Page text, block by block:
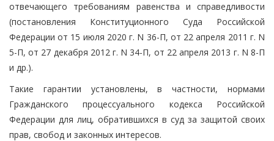
отвечающего требованиям равенства и справедливости
(постановления Конституционного Суда Российской
Федерации от 15 июля 2020 г. N 36-П, от 22 апреля 2011 г. N
5-П, от 27 декабря 2012 г. N 34-П, от 22 апреля 2013 г. N 8-П
и др.).
Такие гарантии установлены, в частности, нормами
Гражданского процессуального кодекса Российской
Федерации для лиц, обратившихся в суд за защитой своих
прав, свобод и законных интересов.